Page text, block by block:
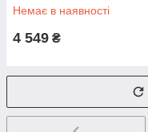
стяжку, тепла підлога
електричний Профі
Немає в наявності
4 549 ₴